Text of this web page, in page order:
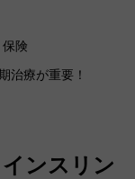
険
治療が重要！
ンスリン